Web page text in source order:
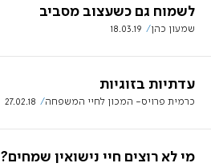
לשמוח גם כשעצוב מסביב
שמעון כהן 18.03.19
עדתיות בזוגיות
כרמית פרויס- המכון לחיי המשפחה 27.02.18
מי לא רוצים חיי נישואין שמחים?